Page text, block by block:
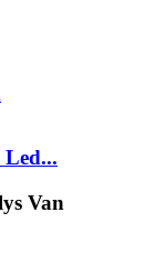
Led...
Van